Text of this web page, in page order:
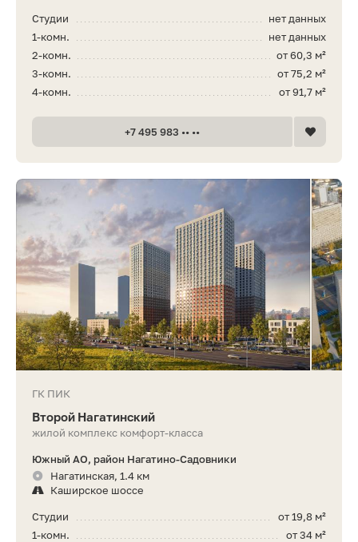
нет данных
Студии
нет данных
1-комн.
от 60,3 м²
2-комн.
от 75,2 м²
3-комн.
от 91,7 м²
4-комн.
+7 495 983 •• ••
ГК ПИК
Второй Нагатинский
жилой комплекс комфорт-класса
Южный АО, район Нагатино-Садовники
Нагатинская, 1.4 км
Каширское шоссе
от 19,8 м²
Студии
от 34 м²
1-комн.